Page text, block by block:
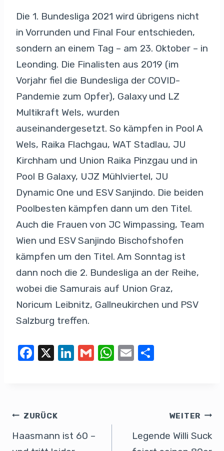
Die 1. Bundesliga 2021 wird übrigens nicht
in Vorrunden und Final Four entschieden,
sondern an einem Tag – am 23. Oktober – in
Leonding. Die Finalisten aus 2019 (im
Vorjahr fiel die Bundesliga der COVID-
Pandemie zum Opfer), Galaxy und LZ
Multikraft Wels, wurden
auseinandergesetzt. So kämpfen in Pool A
Wels, Raika Flachgau, WAT Stadlau, JU
Kirchham und Union Raika Pinzgau und in
Pool B Galaxy, UJZ Mühlviertel, JU
Dynamic One und ESV Sanjindo. Die beiden
Poolbesten kämpfen dann um den Titel.
Auch die Frauen von JC Wimpassing, Team
Wien und ESV Sanjindo Bischofshofen
kämpfen um den Titel. Am Sonntag ist
dann noch die 2. Bundesliga an der Reihe,
wobei die Samurais auf Union Graz,
Noricum Leibnitz, Gallneukirchen und PSV
Salzburg treffen.
F
b
o
X
Li
n
G
W E
ZURÜCK
Haasmann ist 60 –
WEITER
Legende Willi Suck